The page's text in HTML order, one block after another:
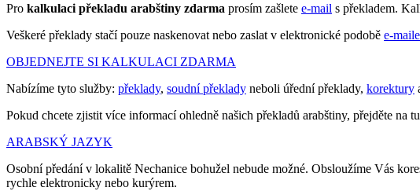
Pro kalkulaci překladu arabštiny zdarma prosím zašlete e-mail s překladem.
Veškeré překlady stačí pouze naskenovat nebo zaslat v elektronické podobě e-
OBJEDNEJTE SI KALKULACI ZDARMA
Nabízíme tyto služby: překlady, soudní překlady neboli úřední překlady, korektury
Pokud chcete zjistit více informací ohledně našich překladů arabštiny, přejděte na
ARABSKÝ JAZYK
Osobní předání v lokalitě Nechanice bohužel nebude možné. Obsloužíme Vás
rychle elektronicky nebo kurýrem.